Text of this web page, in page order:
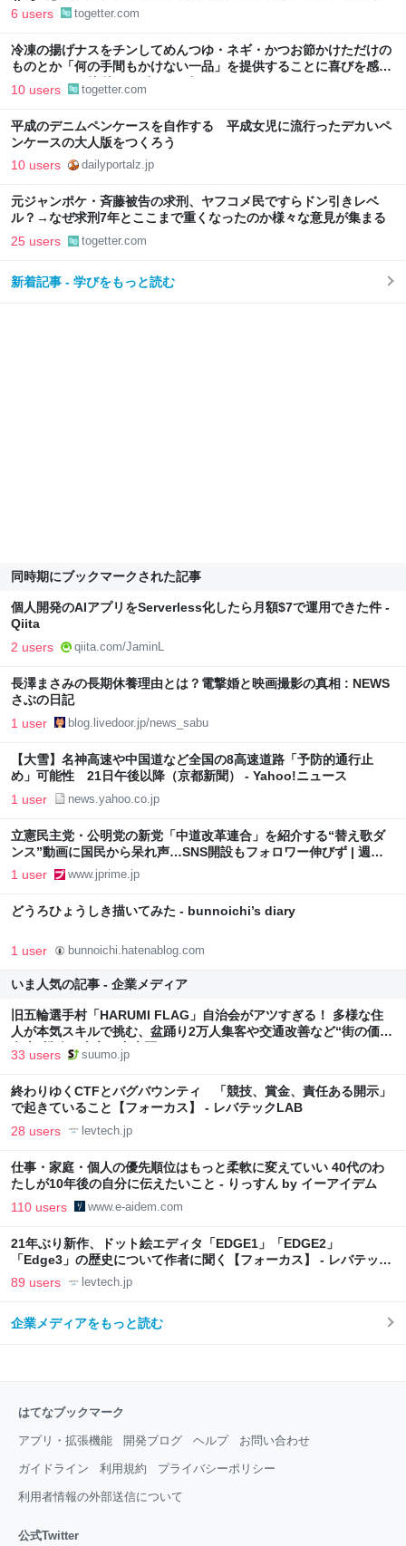
共感が集まる
6 users togetter.com
冷凍の揚げナスをチンしてめんつゆ・ネギ・かつお節かけただけの
ものとか「何の手間もかけない一品」を提供することに喜びを感じ
る…こういう簡単レシピもっと知りたい
10 users togetter.com
平成のデニムペンケースを自作する 平成女児に流行ったデカいペ
ンケースの大人版をつくろう
10 users dailyportalz.jp
元ジャンポケ・斉藤被告の求刑、ヤフコメ民ですらドン引きレベ
ル？→なぜ求刑7年とここまで重くなったのか様々な意見が集まる
25 users togetter.com
新着記事 - 学びをもっと読む
同時期にブックマークされた記事
個人開発のAIアプリをServerless化したら月額$7で運用できた件 -
Qiita
2 users qiita.com/JaminL
長澤まさみの長期休養理由とは？電撃婚と映画撮影の真相 : NEWS
さぶの日記
1 user blog.livedoor.jp/news_sabu
【大雪】名神高速や中国道など全国の8高速道路「予防的通行止
め」可能性 21日午後以降（京都新聞） - Yahoo!ニュース
1 user news.yahoo.co.jp
立憲民主党・公明党の新党「中道改革連合」を紹介する“替え歌ダ
ンス”動画に国民から呆れ声…SNS開設もフォロワー伸びず | 週刊
女性PRIME
1 user www.jprime.jp
どうろひょうしき描いてみた - bunnoichi’s diary
1 user bunnoichi.hatenablog.com
いま人気の記事 - 企業メディア
旧五輪選手村「HARUMI FLAG」自治会がアツすぎる！ 多様な住
人が本気スキルで挑む、盆踊り2万人集客や交通改善など“街の価値
向上”戦略 東京・中央区
33 users suumo.jp
終わりゆくCTFとバグバウンティ 「競技、賞金、責任ある開示」
で起きていること【フォーカス】 - レバテックLAB
28 users levtech.jp
仕事・家庭・個人の優先順位はもっと柔軟に変えていい 40代のわ
たしが10年後の自分に伝えたいこと - りっすん by イーアイデム
110 users www.e-aidem.com
21年ぶり新作、ドット絵エディタ「EDGE1」「EDGE2」
「Edge3」の歴史について作者に聞く【フォーカス】 - レバテック
LAB
89 users levtech.jp
企業メディアをもっと読む
はてなブックマーク
アプリ・拡張機能 開発ブログ ヘルプ お問い合わせ
ガイドライン 利用規約 プライバシーポリシー
利用者情報の外部送信について
公式Twitter